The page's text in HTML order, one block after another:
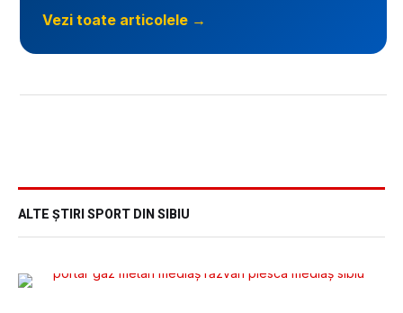
Vezi toate articolele →
ALTE ȘTIRI SPORT DIN SIBIU